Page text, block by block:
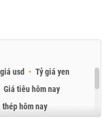
usd
Tỷ giá yen
Giá tiêu hôm nay
thép hôm nay